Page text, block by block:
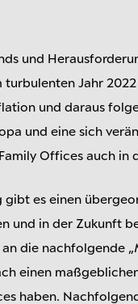
und
turbulenten Jahr
und daraus
und eine sich
Offices auch in
gibt es einen
und in der Zukunft
die nachfolgende
einen
haben.